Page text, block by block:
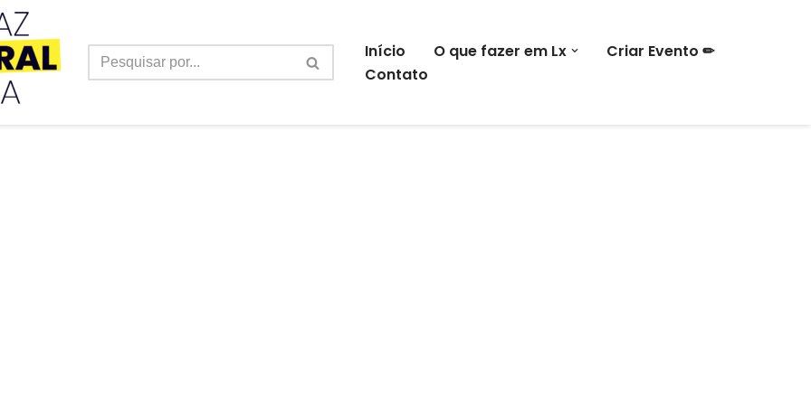
Início O que fazer em Lx
Criar Evento ✏
Contato